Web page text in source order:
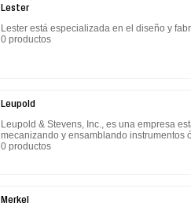
Lester
Lester está especializada en el diseño y
0 productos
Leupold
Leupold & Stevens, Inc., es una empresa
mecanizando y ensamblando instrumentos
0 productos
Merkel